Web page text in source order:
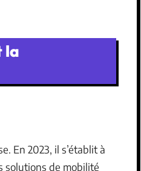
la
En 2023, il s’établit à
solutions de mobilité